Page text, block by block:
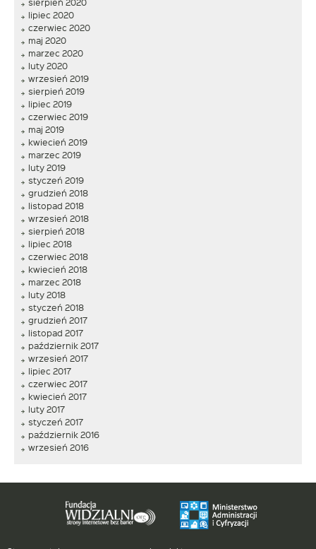
lipiec 2020
czerwiec 2020
maj 2020
marzec 2020
luty 2020
wrzesień 2019
sierpień 2019
lipiec 2019
czerwiec 2019
maj 2019
kwiecień 2019
marzec 2019
luty 2019
styczeń 2019
grudzień 2018
listopad 2018
wrzesień 2018
sierpień 2018
lipiec 2018
czerwiec 2018
kwiecień 2018
marzec 2018
luty 2018
styczeń 2018
grudzień 2017
listopad 2017
październik 2017
wrzesień 2017
lipiec 2017
czerwiec 2017
kwiecień 2017
luty 2017
styczeń 2017
październik 2016
wrzesień 2016